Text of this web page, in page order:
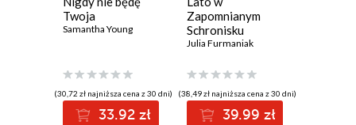
Twoja
Samantha Young
(30,72 zł najniższa cena z 30 dni)
33.92 zł
Zapomnianym
Schronisku
Julia Furmaniak
(38,49 zł najniższa cena z 30 dni)
39.99 zł